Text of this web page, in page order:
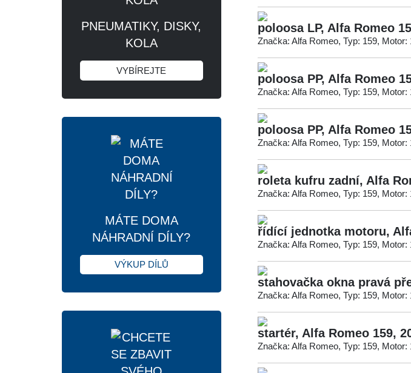
PNEUMATIKY, DISKY,
KOLA
VYBÍREJTE
MÁTE DOMA
NÁHRADNÍ DÍLY?
VÝKUP DÍLŮ
poloosa LP, Alfa Romeo
Značka: Alfa Romeo, Typ: 159,
poloosa PP, Alfa Romeo
Značka: Alfa Romeo, Typ: 159,
poloosa PP, Alfa Romeo
Značka: Alfa Romeo, Typ: 159,
roleta kufru zadní, Alfa
Značka: Alfa Romeo, Typ: 159,
řídící jednotka motoru,
Značka: Alfa Romeo, Typ: 159,
stahovačka okna pravá
Značka: Alfa Romeo, Typ: 159,
startér, Alfa Romeo 159,
Značka: Alfa Romeo, Typ: 159,